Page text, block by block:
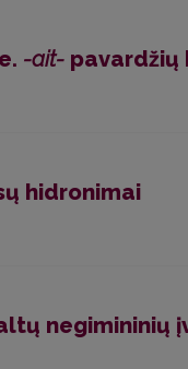
-ait- pavardžių
hidronimai
negimininių